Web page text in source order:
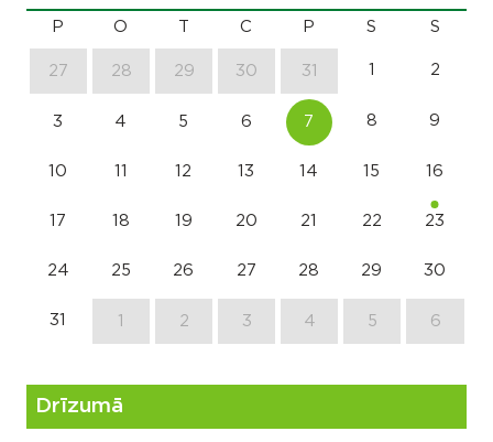
P O C P S S
27 28 29 30 31 1 2
3 4 5 6 7 8 9
10 11 12 13 14 15 16
17 18 19 20 21 22 23
24 25 26 27 28 29 30
31 1 2 3 4 5 6
Drīzumā